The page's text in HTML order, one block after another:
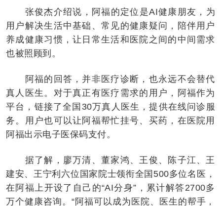
张俊杰介绍说，阿福的定位是AI健康朋友，为
用户解决生活中基础、常见的健康疑问，陪伴用户
养成健康习惯，让日常生活和医院之间的中间需求
也被照顾到。
阿福的回答，并非医疗诊断，也永远不会替代
真人医生。对于真正有医疗需求的用户，阿福作为
平台，链接了全国30万真人医生，提供在线问诊服
务。用户也可以让阿福帮忙挂号、买药，在医院用
阿福出示电子医保码支付。
据了解，廖万清、董家鸿、王俊、陈子江、王
建安、王宁利六位国家院士领衔全国500多位名医，
在阿福上开设了自己的“AI分身”，累计解答2700多
万个健康咨询。“阿福可以成为医院、医生的帮手，